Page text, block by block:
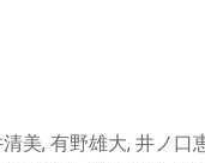
美, 有野雄大, 井ノ